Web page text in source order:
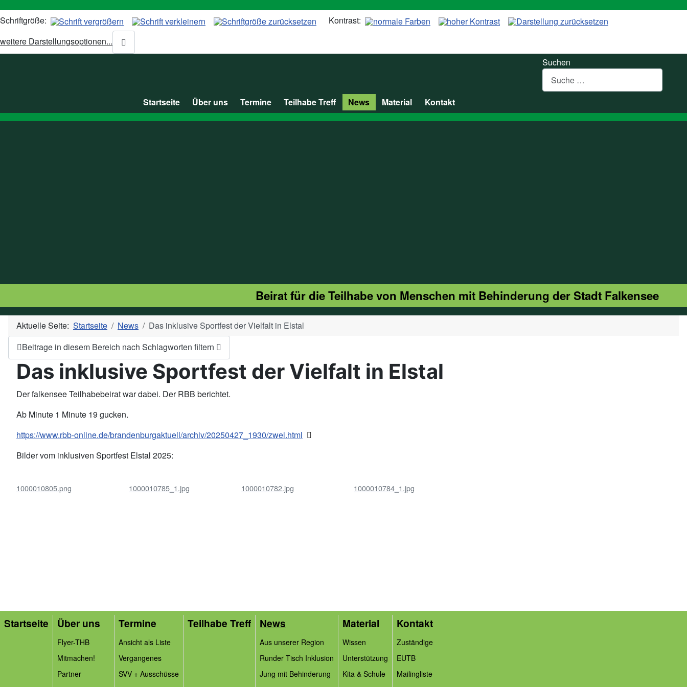
Schriftgröße:
Kontrast:
weitere Darstellungsoptionen...
Startseite Über uns Termine Teilhabe Treff News Material Kontakt
Suchen
Beirat für die Teilhabe von Menschen mit Behinderung der Stadt Falkensee
Aktuelle Seite: Startseite News
Das inklusive Sportfest der Vielfalt in Elstal
Beitrage in diesem Bereich nach Schlagworten filtern
Das inklusive Sportfest der Vielfalt in Elstal
Der falkensee Teilhabebeirat war dabei. Der RBB berichtet.
Ab Minute 1 Minute 19 gucken.
https://www.rbb-online.de/brandenburgaktuell/archiv/20250427_1930/zwei.html
Bilder vom inklusiven Sportfest Elstal 2025:
1000010805.png 1000010785_1.jpg 1000010782.jpg 1000010784_1.jpg
Startseite Über uns
Flyer-THB
Mitmachen!
Partner
Termine
Ansicht als Liste
Vergangenes
SVV + Ausschüsse
Teilhabe Treff News
Aus unserer Region
Runder Tisch Inklusion
Jung mit Behinderung
Material
Wissen
Unterstützung
Kita & Schule
Kontakt
Zuständige
EUTB
Mailingliste